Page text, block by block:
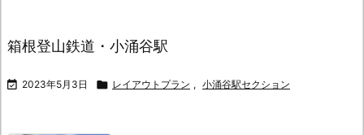
箱根登山鉄道・小涌谷駅
 2023年5月3日  レイアウトプラン , 小涌谷駅セクション